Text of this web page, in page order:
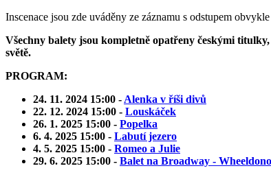
Inscenace jsou zde uváděny ze záznamu s odstupem
Všechny balety jsou kompletně opatřeny českými
světě.
PROGRAM:
24. 11. 2024 15:00 - Alenka v říši divů
22. 12. 2024 15:00 - Louskáček
26. 1. 2025 15:00 - Popelka
6. 4. 2025 15:00 - Labutí jezero
4. 5. 2025 15:00 - Romeo a Julie
29. 6. 2025 15:00 - Balet na Broadway -